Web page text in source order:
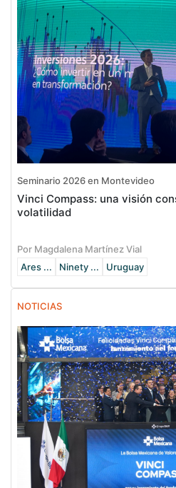
Seminario 2026 en Montevideo
Vinci Compass: una visión
volatilidad
Por Magdalena Martínez Vial
Ares ...
Ninety ... Uruguay
NOTICIAS